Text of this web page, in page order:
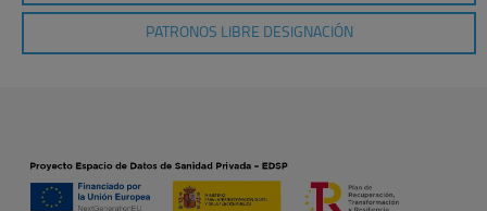
PATRONOS LIBRE DESIGNACIÓN